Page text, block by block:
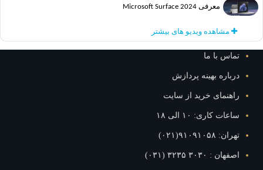
معرفی Microsoft Surface 2024
مشاهده ویدیو های بیشتر
با ما
بهینه پردازش
خرید از سایت
کاری: ۱۰ الی ۱۸
۳۰۳۰ ۳۲۳۵ (۰۳۱)